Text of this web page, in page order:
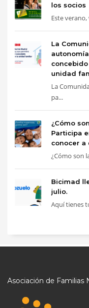
los socios
Este
La
unidad
La
pa...
¿Cómo
Participa
conocer a
¿Cómo son
Bicimad
julio.
Aquí tienes
Asociación de Familias